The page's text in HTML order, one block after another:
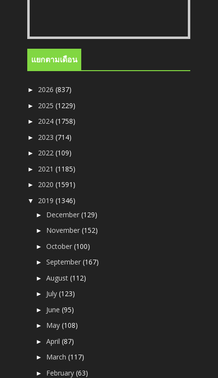
แยกตามเดือน
► 2026(837)
► 2025(1229)
► 2024(1758)
► 2023(714)
► 2022(109)
► 2021(1185)
► 2020(1591)
▼ 2019(1346)
► December(129)
► November(152)
►October(100)
►September(167)
►August(112)
► July(123)
► June(95)
► May(108)
►April(87)
► March(117)
► February(63)